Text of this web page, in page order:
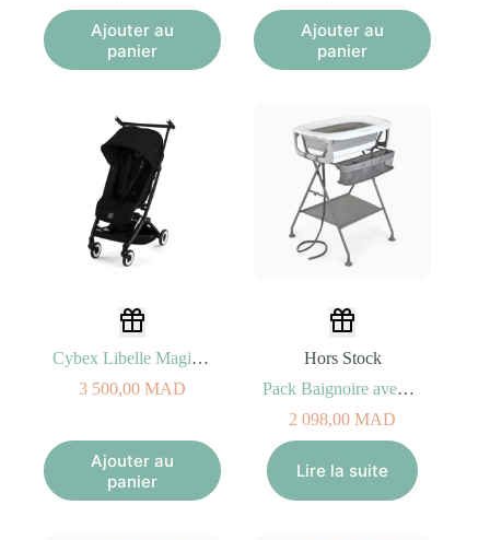
Ajouter au
panier
Ajouter au
panier
Cybex Libelle Magic Black
3 500,00 MAD
Ajouter au
panier
Hors Stock
Pack Baignoire avec Coussin + Support
2 098,00 MAD
Lire la suite